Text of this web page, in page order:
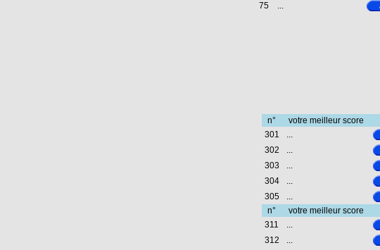
75
...
n° votre meilleur score
301
...
302
...
303
...
304
...
305
...
n°
votre meilleur score
311
...
312
...